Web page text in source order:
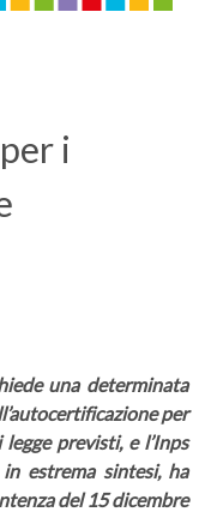
i
una determinata
per
previsti, e l’Inps
estrema sintesi, ha
del 15 dicembre